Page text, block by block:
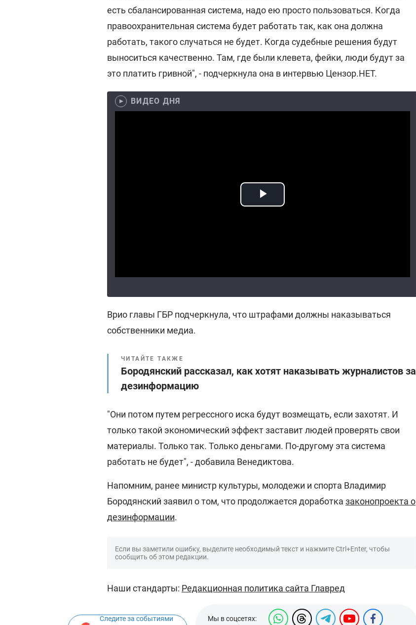
есть сбалансированная система, надо ею просто пользоваться. Когда
правоохранительная система будет работать так, как она должна
работать, такого случаться не будет. Когда судебные решения будут
выноситься качественно. Там, где были клевета, фейки, люди будут за
это платить гривной", - подчеркнула она в интервью Цензор.НЕТ.
ВИДЕО ДНЯ
Врио главы ГБР подчеркнула, что штрафами должны наказываться
собственники медиа.
ЧИТАЙТЕ ТАКЖЕ
Бородянский рассказал, как хотят наказывать журналистов за
дезинформацию
"Они потом путем регрессного иска будут возмещать, если захотят. И
только такой экономический эффект заставит людей проверять свои
материалы. Только так. Только деньгами. По-другому эта система
работать не будет", - добавила Венедиктова.
Напомним, ранее министр культуры, молодежи и спорта Владимир
Бородянский заявил о том, что продолжается доработка законопроекта о
дезинформации.
Если вы заметили ошибку, выделите необходимый текст и нажмите Ctrl+Enter, чтобы
сообщить об этом редакции.
Наши стандарты: Редакционная политика сайта Главред
Следите за событиями
Мы в соцсетях: